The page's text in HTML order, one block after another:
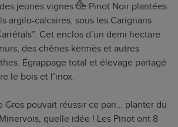
des jeunes vignes de Pinot Noir plantées
argilo-calcaires, sous les Carignans
Cet enclos d’un demi hectare
des chênes kermès et autres
Égrappage total et élevage partagé
le bois et l’inox.
Gros pouvait réussir ce pari… planter du
quelle idée ! Les Pinot ont 8